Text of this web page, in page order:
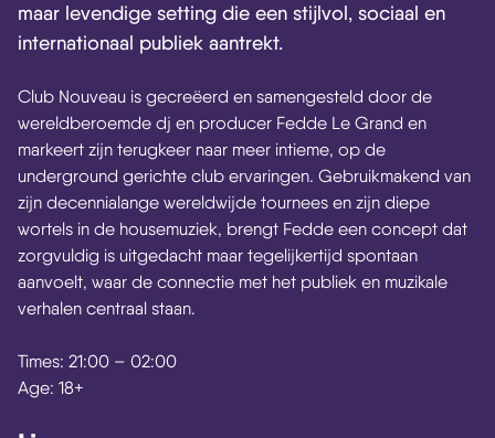
maar levendige setting die een stijlvol, sociaal en
internationaal publiek aantrekt.
Club Nouveau is gecreëerd en samengesteld door de
wereldberoemde dj en producer Fedde Le Grand en
markeert zijn terugkeer naar meer intieme, op de
underground gerichte club ervaringen. Gebruikmakend van
zijn decennialange wereldwijde tournees en zijn diepe
wortels in de housemuziek, brengt Fedde een concept dat
zorgvuldig is uitgedacht maar tegelijkertijd spontaan
aanvoelt, waar de connectie met het publiek en muzikale
verhalen centraal staan.
Times: 21:00 – 02:00
Age: 18+